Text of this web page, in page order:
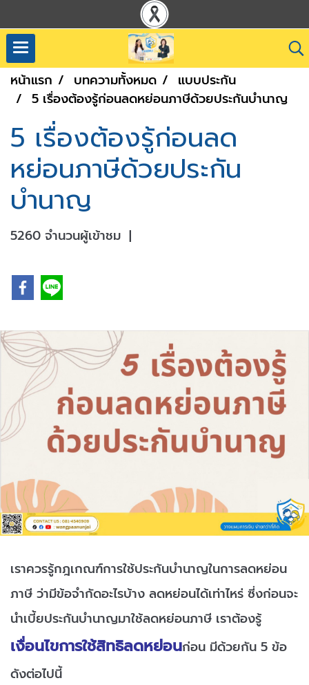
หน้าแรก บทความทั้งหมด
แบบประกัน
5 เรื่องต้องรู้ก่อนลดหย่อนภาษีด้วยประกันบำนาญ
5 เรื่องต้องรู้ก่อนลด
หย่อนภาษีด้วยประกัน
บำนาญ
5260 จำนวนผู้เข้าชม |
เราควรรู้กฎเกณฑ์การใช้ประกันบำนาญในการลดหย่อน
ภาษี ว่ามีข้อจำกัดอะไรบ้าง ลดหย่อนได้เท่าไหร่ ซี่งก่อนจะ
นำเบี้ยประกันบำนาญมาใช้ลดหย่อนภาษี เราต้องรู้
เงื่อนไขการใช้สิทธิลดหย่อนก่อน มีด้วยกัน 5 ข้อ
ดังต่อไปนี้